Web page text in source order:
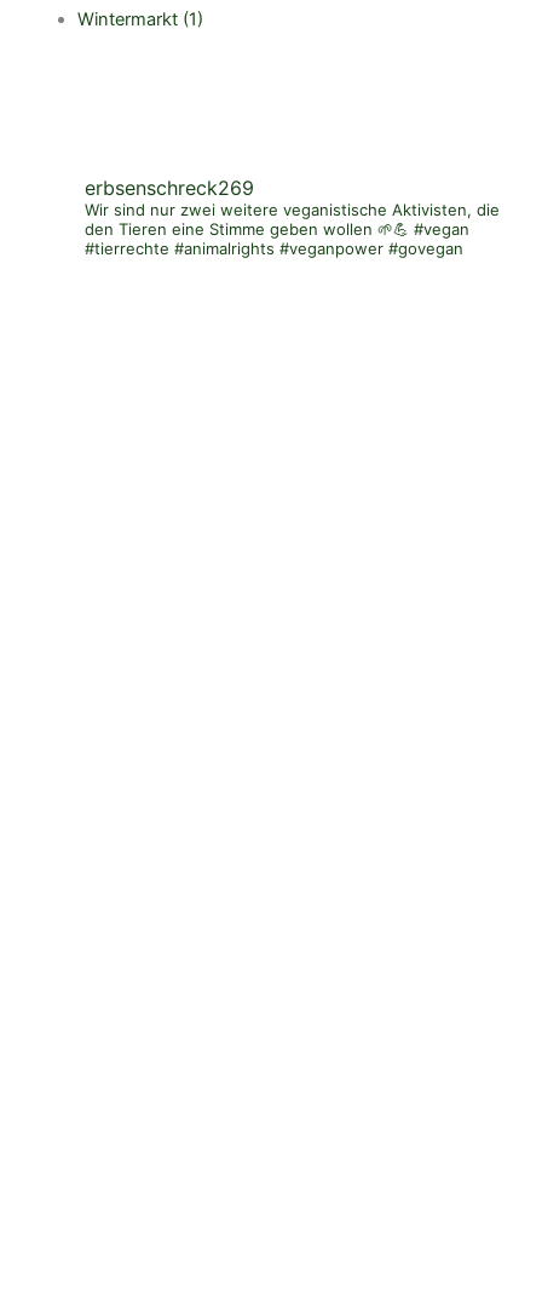
Wintermarkt(1)
erbsenschreck269
Wir sind nur zwei weitere veganistische Aktivisten, die
den Tieren eine Stimme geben wollen 🌱💪 #vegan
#tierrechte #animalrights #veganpower #govegan